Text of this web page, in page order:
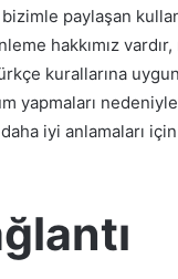
paylaşan
hakkımız
kurallarına
yapmaları
daha iyi anlamaları